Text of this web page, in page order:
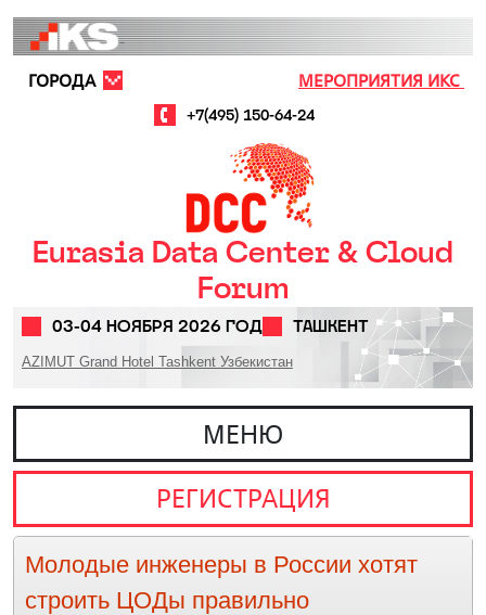
МЕРОПРИЯТИЯ ИКС
+7(495) 150-64-24
ГОРОДА
Eurasia Data Center & Cloud
Forum
03-04 НОЯБРЯ 2026 ГОД ТАШКЕНТ
AZIMUT Grand Hotel Tashkent Узбекистан
МЕНЮ
РЕГИСТРАЦИЯ
Молодые инженеры в России хотят
строить ЦОДы правильно